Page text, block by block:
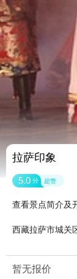
拉萨印象
5.0 分 超赞
查看景点简介及
西藏拉萨市城关
暂无报价